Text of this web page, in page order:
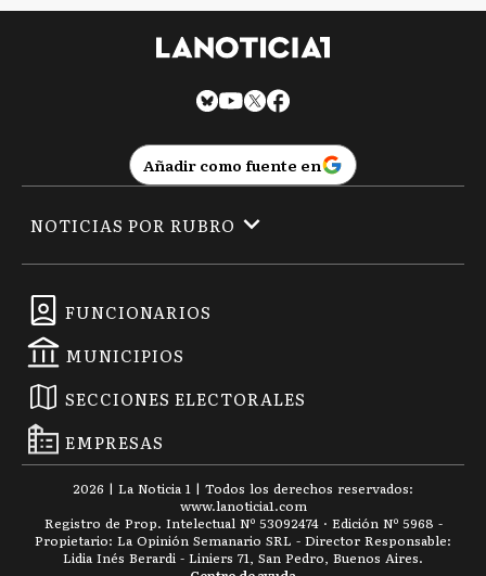
Añadir como fuente en
FUNCIONARIOS
MUNICIPIOS
SECCIONES ELECTORALES
EMPRESAS
NOTICIAS POR RUBRO
2026 | La Noticia 1 | Todos los derechos reservados:
www.lanoticia1.com
Registro de Prop. Intelectual Nº 53092474 · Edición Nº 5968 -
Propietario: La Opinión Semanario SRL - Director Responsable:
Lidia Inés Berardi - Liniers 71, San Pedro, Buenos Aires.